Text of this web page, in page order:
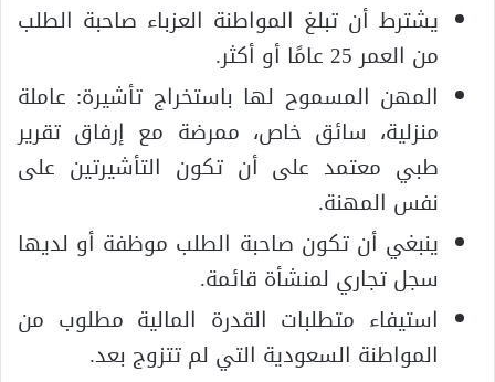
يشترط أن تبلغ المواطنة العزباء صاحبة الطلب
من العمر 25 عامًا أو أكثر.
المهن المسموح لها باستخراج تأشيرة: عاملة
منزلية، سائق خاص، ممرضة مع إرفاق تقرير
طبي معتمد على أن تكون التأشيرتين على
نفس المهنة.
ينبغي أن تكون صاحبة الطلب موظفة أو لديها
سجل تجاري لمنشأة قائمة.
استيفاء متطلبات القدرة المالية مطلوب من
المواطنة السعودية التي لم تتزوج بعد.